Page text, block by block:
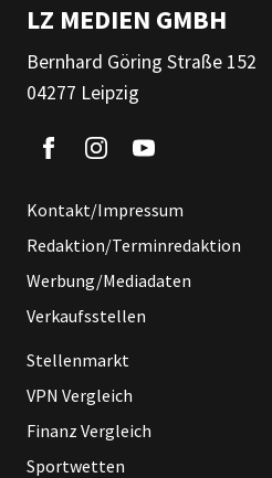
LZ MEDIEN GMBH
Bernhard Göring Straße 152
04277 Leipzig
Kontakt/Impressum
Redaktion/Terminredaktion
Werbung/Mediadaten
Verkaufsstellen
Stellenmarkt
VPN Vergleich
Finanz Vergleich
Sportwetten